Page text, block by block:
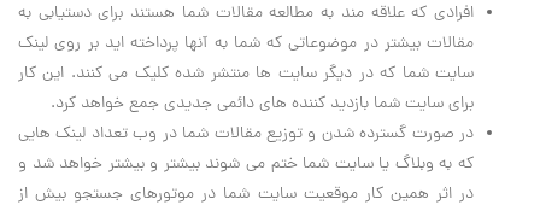
افرادي که علاقه مند به مطالعه مقالات شما هستند براي دستيابي به
مقالات بيشتر در موضوعاتي که شما به آنها پرداخته ايد بر روي لينک
سايت شما که در ديگر سايت ها منتشر شده کليک مي کنند. اين کار
براي سايت شما بازديد کننده هاي دائمي جديدي جمع خواهد کرد.
در صورت گسترده شدن و توزيع مقالات شما در وب تعداد لينک هايي
که به وبلاگ يا سايت شما ختم مي شوند بيشتر و بيشتر خواهد شد و
در اثر همين کار موقعيت سايت شما در موتورهاي جستجو بيش از